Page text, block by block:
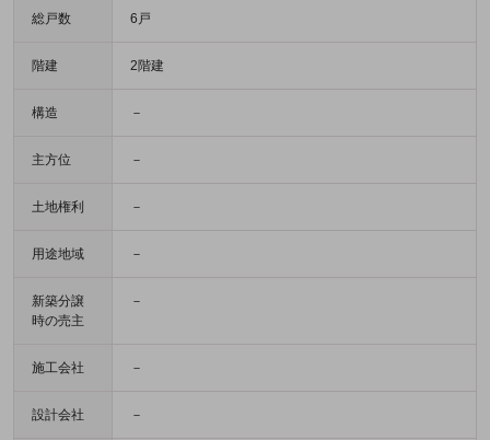
総戸数 6戸
階建 2階建
構造 －
主方位 －
土地権利 －
用途地域 －
新築分譲
時の売主
－
施工会社 －
設計会社 －